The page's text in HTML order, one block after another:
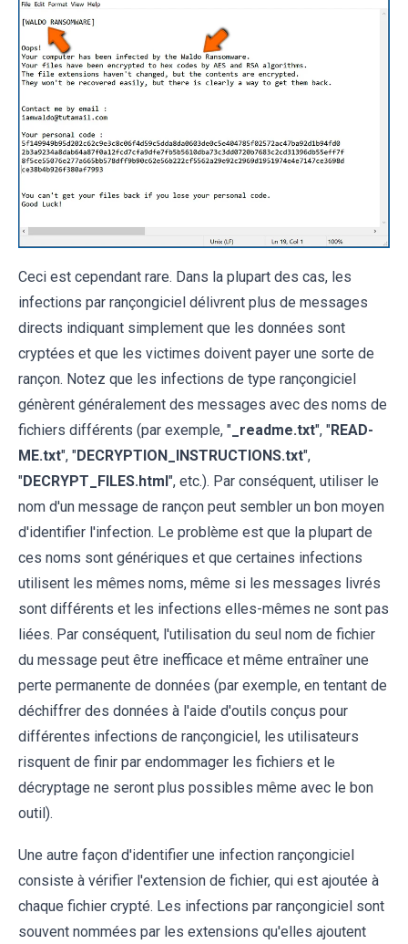
Ceci est cependant rare. Dans la plupart des cas, les
infections par rançongiciel délivrent plus de messages
directs indiquant simplement que les données sont
cryptées et que les victimes doivent payer une sorte de
rançon. Notez que les infections de type rançongiciel
génèrent généralement des messages avec des noms de
fichiers différents (par exemple, " _readme.txt", "READ-
ME.txt", "DECRYPTION_INSTRUCTIONS.txt",
"DECRYPT_FILES.html ", etc.). Par conséquent, utiliser le
nom d'un message de rançon peut sembler un bon moyen
d'identifier l'infection. Le problème est que la plupart de
ces noms sont génériques et que certaines infections
utilisent les mêmes noms, même si les messages livrés
sont différents et les infections elles-mêmes ne sont pas
liées. Par conséquent, l'utilisation du seul nom de fichier
du message peut être inefficace et même entraîner une
perte permanente de données (par exemple, en tentant de
déchiffrer des données à l'aide d'outils conçus pour
différentes infections de rançongiciel, les utilisateurs
risquent de finir par endommager les fichiers et le
décryptage ne seront plus possibles même avec le bon
outil).
Une autre façon d'identifier une infection rançongiciel
consiste à vérifier l'extension de fichier, qui est ajoutée à
chaque fichier crypté. Les infections par rançongiciel sont
souvent nommées par les extensions qu'elles ajoutent